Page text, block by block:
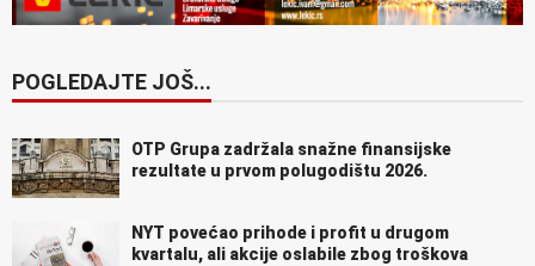
POGLEDAJTE JOŠ...
OTP Grupa zadržala snažne finansijske
rezultate u prvom polugodištu 2026.
NYT povećao prihode i profit u drugom
kvartalu, ali akcije oslabile zbog troškova